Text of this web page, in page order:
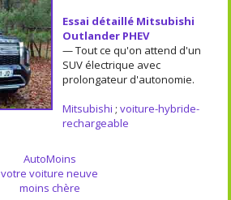
Essai détaillé Mitsubishi
Outlander PHEV
— Tout ce qu'on attend d'un
SUV électrique avec
prolongateur d'autonomie.
Mitsubishi ; voiture-hybride-
rechargeable
AutoMoins
votre voiture neuve
moins chère